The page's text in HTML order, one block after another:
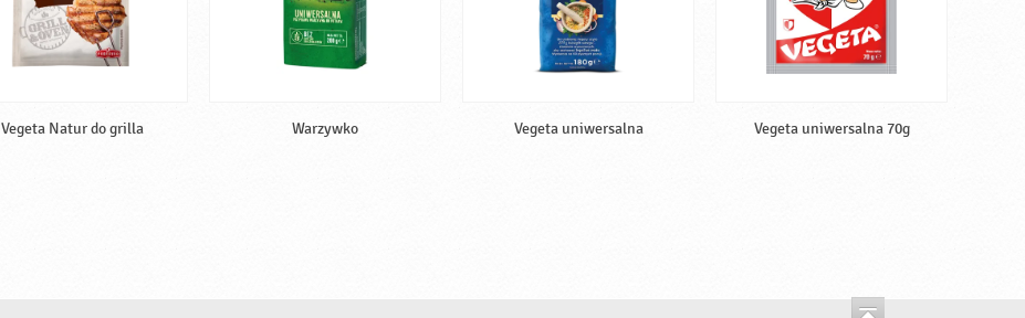
Vegeta Natur do grilla Warzywko Vegeta uniwersalna Vegeta uniwersalna 70g